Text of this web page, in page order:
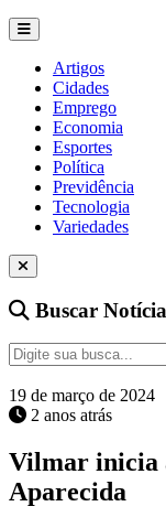
Artigos
Cidades
Emprego
Economia
Esportes
Política
Previdência
Tecnologia
Variedades
Buscar
19 de março de 2024
2 anos atrás
Vilmar inicia
Aparecida